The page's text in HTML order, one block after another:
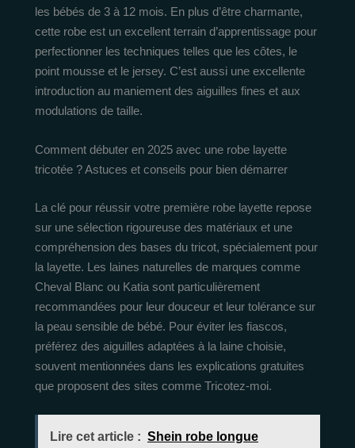
les bébés de 3 à 12 mois. En plus d’être charmante,
cette robe est un excellent terrain d’apprentissage pour
perfectionner les techniques telles que les côtes, le
point mousse et le jersey. C’est aussi une excellente
introduction au maniement des aiguilles fines et aux
modulations de taille.
Comment débuter en 2025 avec une robe layette
tricotée ? Astuces et conseils pour bien démarrer
La clé pour réussir votre première robe layette repose
sur une sélection rigoureuse des matériaux et une
compréhension des bases du tricot, spécialement pour
la layette. Les laines naturelles de marques comme
Cheval Blanc ou Katia sont particulièrement
recommandées pour leur douceur et leur tolérance sur
la peau sensible de bébé. Pour éviter les fiascos,
préférez des aiguilles adaptées à la laine choisie,
souvent mentionnées dans les explications gratuites
que proposent des sites comme Tricotez-moi.
Lire cet article : Shein robe longue